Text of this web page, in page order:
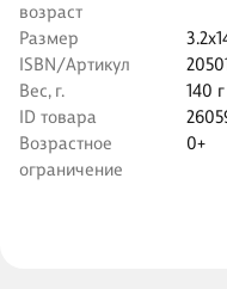
возраст
Размер
ISBN/Артикул
Вес, г.
140 г
ID товара
Возрастное
ограничение
0+